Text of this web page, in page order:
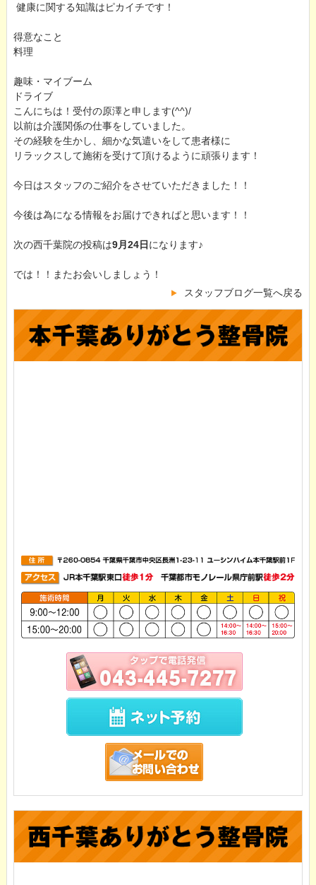
健康に関する知識はピカイチです！
得意なこと
料理
趣味・マイブーム
ドライブ
こんにちは！受付の原澤と申します(^^)/
以前は介護関係の仕事をしていました。
その経験を生かし、細かな気遣いをして患者様に
リラックスして施術を受けて頂けるように頑張ります！
今日はスタッフのご紹介をさせていただきました！！
今後は為になる情報をお届けできればと思います！！
次の西千葉院の投稿は9月24日 になります♪
では！！またお会いしましょう！
スタッフブログ一覧へ戻る